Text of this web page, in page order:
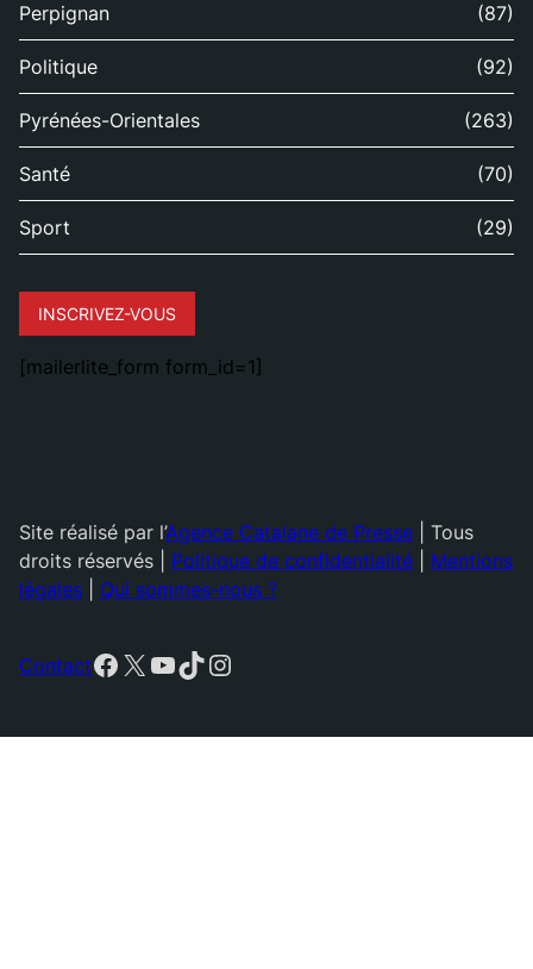
Perpignan (87)
Politique (92)
Pyrénées-Orientales (263)
Santé (70)
Sport (29)
INSCRIVEZ-VOUS
[mailerlite_form form_id=1]
Site réalisé par l’Agence Catalane de Presse | Tous
droits réservés | Politique de confidentialité
Mentions
légales
Qui sommes-nous ?
ContactFacebook
X YouTube
TikTok
Instagram